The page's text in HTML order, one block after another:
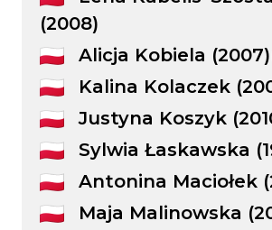
(2008)
Alicja Kobiela
Kalina Kolaczek
Justyna Koszyk
Sylwia Łaskawska
Antonina Maciołek
Maja Malinowska